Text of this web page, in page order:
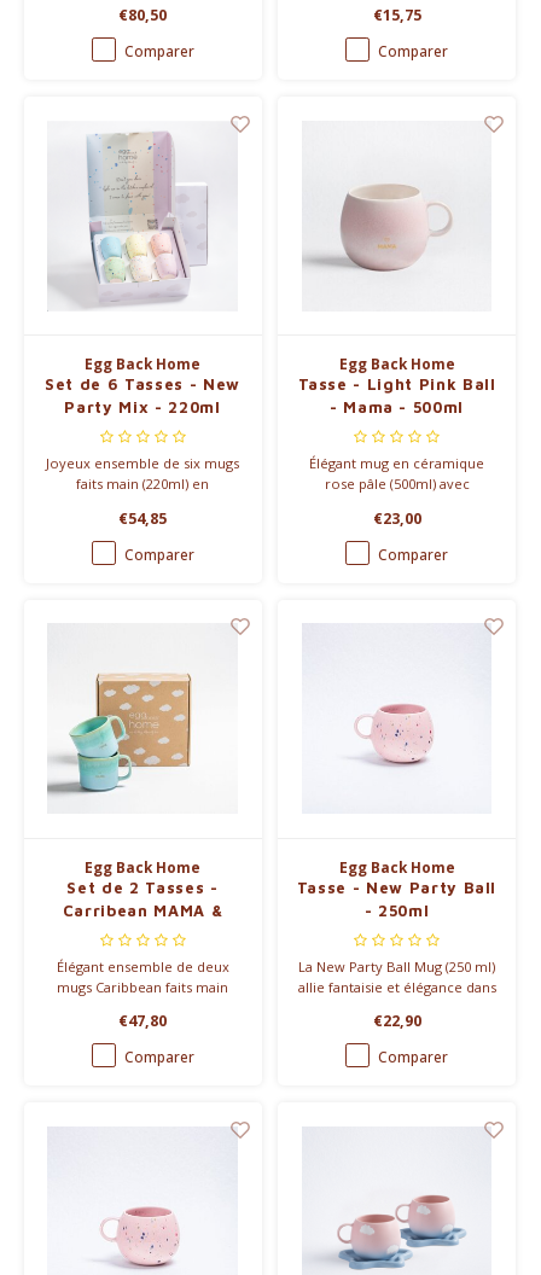
€80,50
Comparer
€15,75
Comparer
Egg Back Home
Set de 6 Tasses - New
Party Mix - 220ml
Joyeux ensemble de six mugs
faits main (220ml) en
collection Party. Chaque mug
présente un motif moucheté
unique créé par un émail
€54,85
Comparer
Egg Back Home
Tasse - Light Pink Ball
- Mama - 500ml
Élégant mug en céramique
rose pâle (500ml) avec
'MAMA'. Un hommage artisanal
à toutes les mères spéciales,
parfait pour un moment de
€23,00
Comparer
Egg Back Home
Set de 2 Tasses -
Carribean MAMA &
PAPA- 360ml
Élégant ensemble de deux
mugs Caribbean faits main
dorées raffinées 'MAMA' et
'PAPA'. Le cadeau idéal pour
les parents qui apprécient la
€47,80
Comparer
Egg Back Home
Tasse - New Party Ball
- 250ml
La New Party Ball Mug (250 ml)
allie fantaisie et élégance dans
en cinq couleurs vibrantes,
parfaite pour toutes les
occasions.
€22,90
Comparer